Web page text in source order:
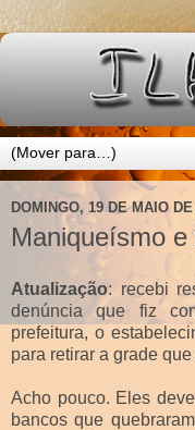
DOMINGO, 19 DE MAIO
Maniqueísmo
Atualização: recebi
denúncia que fiz
prefeitura, o
para retirar a grade
Acho pouco. Eles
bancos que